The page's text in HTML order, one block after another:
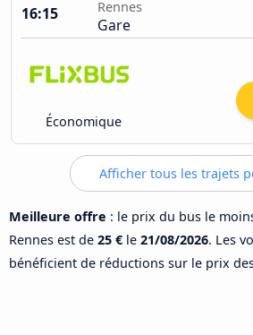
16:15
Rennes
Gare
Économique
Afficher tous les trajets
Meilleure offre : le prix du bus le
Rennes est de 25 € le 21/08/2026. Les
bénéficient de réductions sur le prix